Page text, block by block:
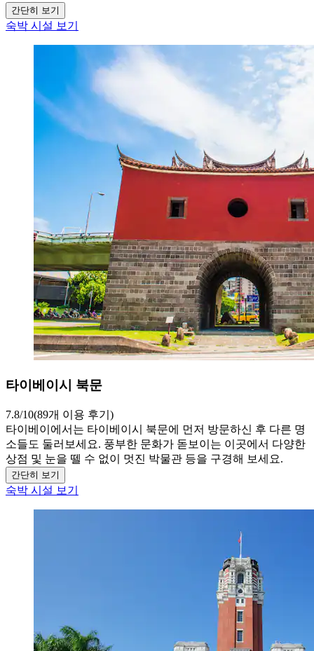
간단히 보기
숙박 시설 보기
타이베이시 북문
7.8/10(89개 이용 후기)
타이베이에서는 타이베이시 북문에 먼저 방문하신 후 다른 명
소들도 둘러보세요. 풍부한 문화가 돋보이는 이곳에서 다양한
상점 및 눈을 뗄 수 없이 멋진 박물관 등을 구경해 보세요.
간단히 보기
숙박 시설 보기